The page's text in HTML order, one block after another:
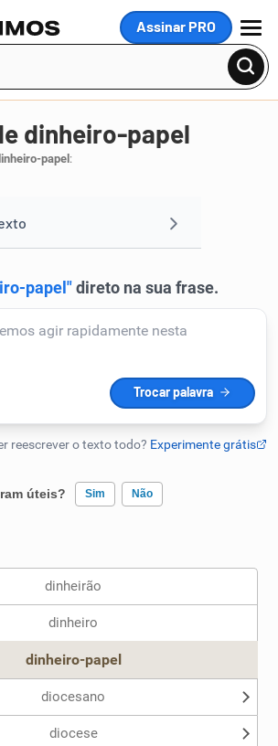
Assinar PRO
MENU
IA
dinheiro-papel
papel :
úteis? Sim Não
apresentados me ajudou
dinheirão
dinheiro
dinheiro-papel
diocesano
diocese